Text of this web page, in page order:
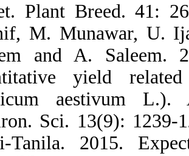
Genet.
Kashif, M.
Saleem
(Triticum
Environ.
Maki-